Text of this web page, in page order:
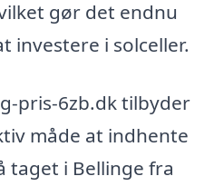
gør det endnu
investere i solceller.
pris-6zb.dk tilbyder
måde at indhente
taget i Bellinge fra